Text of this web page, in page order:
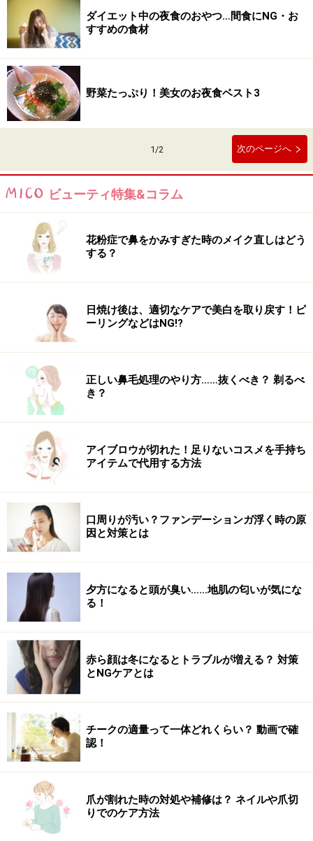
ダイエット中の夜食のおやつ…間食にNG・お
すすめの食材
野菜たっぷり！美女のお夜食ベスト3
1/2 次のページへ
ビューティ特集&コラム
花粉症で鼻をかみすぎた時のメイク直しはどう
する？
日焼け後は、適切なケアで美白を取り戻す！ピ
ーリングなどはNG!?
正しい鼻毛処理のやり方……抜くべき？ 剃るべ
き？
アイブロウが切れた！足りないコスメを手持ち
アイテムで代用する方法
口周りが汚い？ファンデーションガ浮く時の原
因と対策とは
夕方になると頭が臭い……地肌の匂いが気にな
る！
赤ら顔は冬になるとトラブルが増える？ 対策
とNGケアとは
チークの適量って一体どれくらい？ 動画で確
認！
爪が割れた時の対処や補修は？ ネイルや爪切
りでのケア方法